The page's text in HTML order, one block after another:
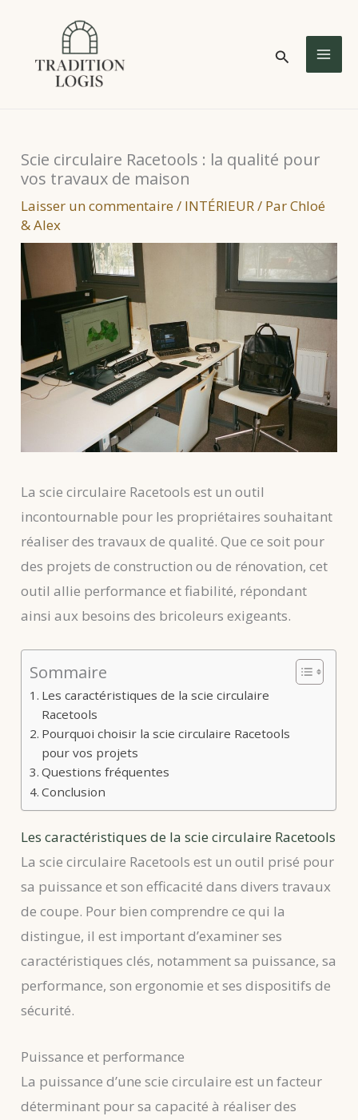
contenu
Rechercher
Scie circulaire Racetools : la qualité pour
vos travaux de maison
Laisser un commentaire / INTÉRIEUR / ParChloé
& Alex
La scie circulaire Racetools est un outil
incontournable pour les propriétaires souhaitant
réaliser des travaux de qualité. Que ce soit pour
des projets de construction ou de rénovation, cet
outil allie performance et fiabilité, répondant
ainsi aux besoins des bricoleurs exigeants.
Sommaire
Les caractéristiques de la scie circulaire
Racetools
Pourquoi choisir la scie circulaire Racetools
pour vos projets
Questions fréquentes
Conclusion
Les caractéristiques de la scie circulaire Racetools
La scie circulaire Racetools est un outil prisé pour
sa puissance et son efficacité dans divers travaux
de coupe. Pour bien comprendre ce qui la
distingue, il est important d’examiner ses
caractéristiques clés, notamment sa puissance, sa
performance, son ergonomie et ses dispositifs de
sécurité.
Puissance et performance
La puissance d’une scie circulaire est un facteur
déterminant pour sa capacité à réaliser des